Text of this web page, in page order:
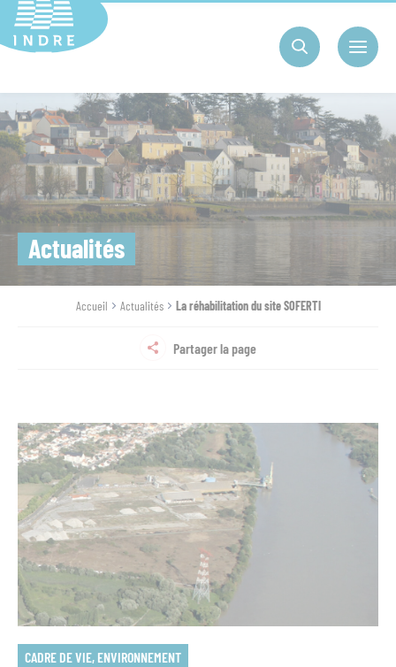
Actualités
Accueil Actualités La réhabilitation du site SOFERTI
Partager la page
CADRE DE VIE, ENVIRONNEMENT
Cookies management panel